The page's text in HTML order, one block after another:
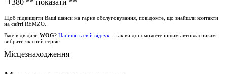
+380 ** показати **
Щоб підвищити Ваші шанси на гарне обслуговування, повідомте, що знайшли контакти
на сайті REMZO
Вже відвідали WOG? Напишіть свій відгук – так ви допоможете іншим автовласникам
вибрати якісний сервіс.
Місцезнаходження